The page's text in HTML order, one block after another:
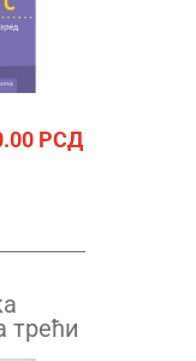
РСД
трећи